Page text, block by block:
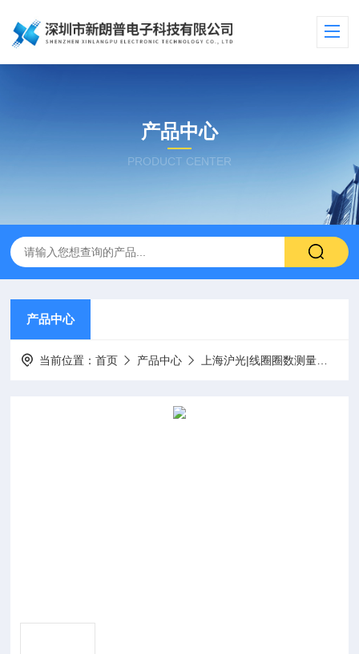
产品中心
PRODUCT CENTER
产品中心
当前位置：首页 产品中心 上海沪光|线圈圈数测量仪-匝间绝缘测试仪-线圈短路测试仪